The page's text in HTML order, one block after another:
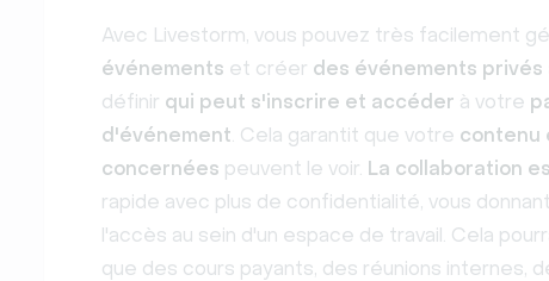
Avec Livestorm, vous pouvez très facilement
événements et créer des événements
définir qui peut s'inscrire et accéder à votre
d'événement. Cela garantit que votre contenu
concernées peuvent le voir. La collaboration
rapide avec plus de confidentialité, vous
l'accès au sein d'un espace de travail. Cela
que des cours payants, des réunions internes,